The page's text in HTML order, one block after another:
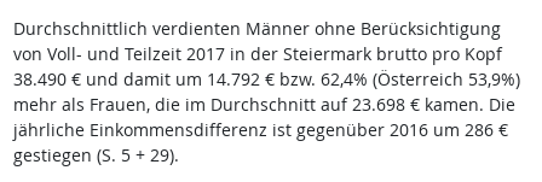
Durchschnittlich verdienten Männer ohne Berücksichtigung
von Voll- und Teilzeit 2017 in der Steiermark brutto pro Kopf
38.490 € und damit um 14.792 € bzw. 62,4% (Österreich 53,9%)
mehr als Frauen, die im Durchschnitt auf 23.698 € kamen. Die
jährliche Einkommensdifferenz ist gegenüber 2016 um 286 €
gestiegen (S. 5 + 29).